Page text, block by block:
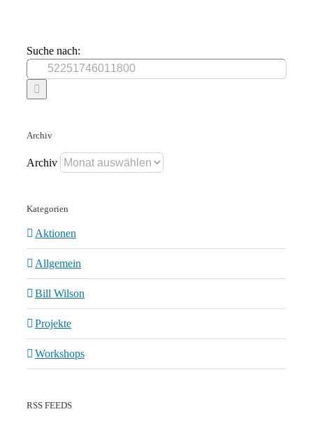
Suche nach:
Archiv
Archiv
Kategorien
Aktionen
Allgemein
Bill Wilson
Projekte
Workshops
RSS FEEDS